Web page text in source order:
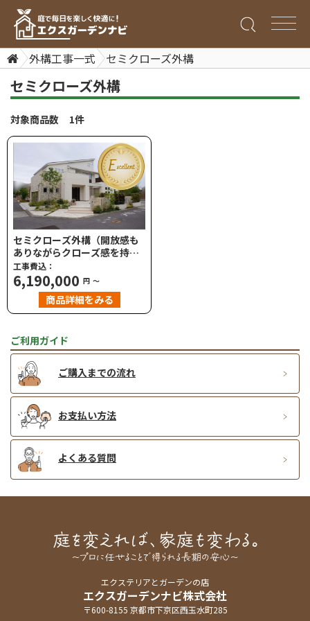
外構工事一式 セミクローズ外構
セミクローズ外構
対象商品数 1件
セミクローズ外構（開放感も
ありながらクローズ感を持つ
豪華外構）
工事費込：
6,190,000 円 ～
商品詳細をみる
ご利用ガイド
ご購入までの流れ
お支払い方法
よくある質問
エクステリアとガーデンの店
エクスガーデンナビ株式会社
〒600-8155 京都市下京区西玉水町285